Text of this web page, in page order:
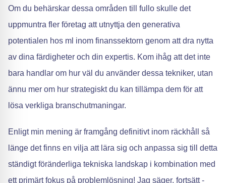
Om du behärskar dessa områden till fullo skulle det
uppmuntra fler företag att utnyttja den generativa
potentialen hos ml inom finanssektorn genom att dra nytta
av dina färdigheter och din expertis. Kom ihåg att det inte
bara handlar om hur väl du använder dessa tekniker, utan
ännu mer om hur strategiskt du kan tillämpa dem för att
lösa verkliga branschutmaningar.
Enligt min mening är framgång definitivt inom räckhåll så
länge det finns en vilja att lära sig och anpassa sig till detta
ständigt föränderliga tekniska landskap i kombination med
ett primärt fokus på problemlösning! Jag säger, fortsätt -